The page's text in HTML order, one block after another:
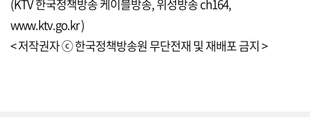
(KTV 한국정책방송 케이블방송, 위성방송 ch164,
www.ktv.go.kr )
< 저작권자 ⓒ 한국정책방송원 무단전재 및 재배포 금지 >